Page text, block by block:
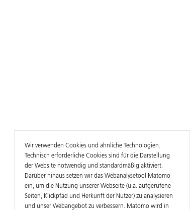
Wir verwenden Cookies und ähnliche Technologien.
Technisch erforderliche Cookies sind für die Darstellung
der Website notwendig und standardmäßig aktiviert.
Darüber hinaus setzen wir das Webanalysetool Matomo
ein, um die Nutzung unserer Webseite (u.a. aufgerufene
Seiten, Klickpfad und Herkunft der Nutzer) zu analysieren
und unser Webangebot zu verbessern. Matomo wird in